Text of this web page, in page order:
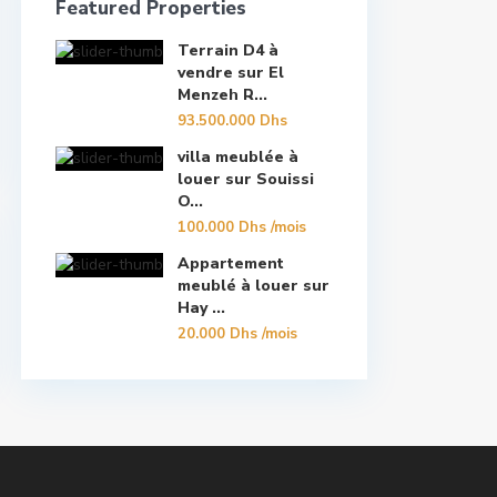
Featured Properties
Terrain D4 à
vendre sur El
Menzeh R...
93.500.000 Dhs
villa meublée à
louer sur Souissi
O...
100.000 Dhs/mois
Appartement
meublé à louer sur
Hay ...
20.000 Dhs/mois